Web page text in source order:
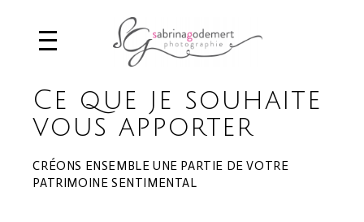
Ce que je souhaite
vous apporter
CRÉONS ENSEMBLE UNE PARTIE DE VOTRE
PATRIMOINE SENTIMENTAL